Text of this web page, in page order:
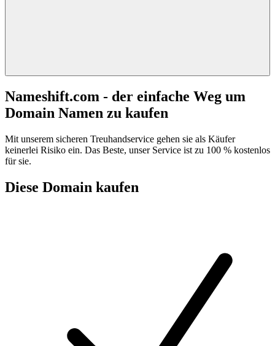
Nameshift.com - der einfache Weg um
Domain Namen zu kaufen
Mit unserem sicheren Treuhandservice gehen sie als Käufer
keinerlei Risiko ein. Das Beste, unser Service ist zu 100 % kostenlos
für sie.
Diese Domain kaufen